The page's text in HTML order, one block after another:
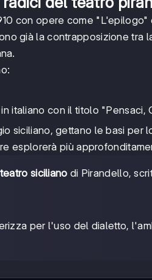
con opere come "L'epilogo"
già la contrapposizione tra
italiano con il titolo "Pensaci,
siciliano, gettano le basi per
esplorerà più
teatro siciliano di Pirandello,
per l'uso del dialetto,